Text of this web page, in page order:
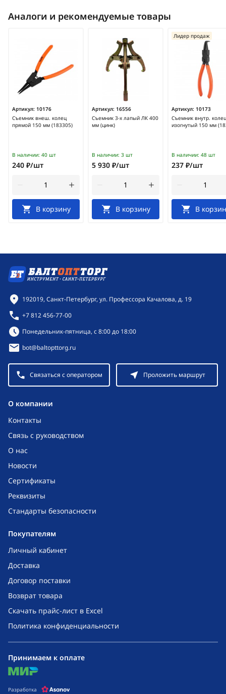
Аналоги и рекомендуемые товары
Артикул: 10176
Съемник внеш. колец
прямой 150 мм (183305)
В наличии: 40 шт
240 ₽/шт
В корзину
Артикул: 16556
Съемник 3-х лапый ЛК 400
мм (цинк)
В наличии: 3 шт
5 930 ₽/шт
В корзину
Артикул: 10173
Съемник внутр. колец
изогнутый 150 мм
Лидер продаж
В наличии: 48 шт
237 ₽/шт
В
O компании
Контакты
Связь с руководством
О нас
Новости
Сертификаты
Реквизиты
Стандарты безопасности
Покупателям
Личный кабинет
Доставка
Договор поставки
Возврат товара
Скачать прайс-лист в Excel
Политика конфиденциальности
Контактная информация
192019, Санкт-Петербург, ул. Профессора Качалова, д. 19
+7 812 456-77-00
Режим работы:
Понедельник-пятница, с 8:00 до 18:00
bot@baltopttorg.ru
Связаться с оператором Проложить маршрут
Принимаем к оплате
mir
Разработка